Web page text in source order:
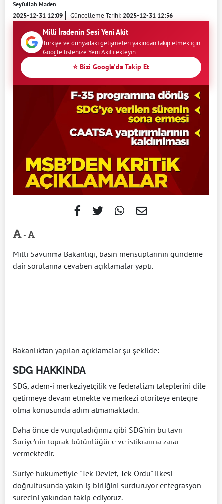
Seyfullah Maden
2025-12-31 12:09 Güncelleme Tarihi:2025-12-31 12:56
Milli İradenin Sesi Yeni Akit
Türkiye ve dünyadaki gelişmeleri yakından takip etmek için
Google listenize Yeni Akit'i ekleyin.
⭐ Bizi Google'da Takip Et
-
Milli Savunma Bakanlığı, basın mensuplarının gündeme
dair sorularına cevaben açıklamalar yaptı.
Bakanlıktan yapılan açıklamalar şu şekilde:
SDG HAKKINDA
SDG, adem-i merkeziyetçilik ve federalizm taleplerini dile
getirmeye devam etmekte ve merkezî otoriteye entegre
olma konusunda adım atmamaktadır.
Daha önce de vurguladığımız gibi SDG’nin bu tavrı
Suriye’nin toprak bütünlüğüne ve istikrarına zarar
vermektedir.
Suriye hükümetiyle "Tek Devlet, Tek Ordu" ilkesi
doğrultusunda yakın iş birliğini sürdürüyor entegrasyon
sürecini yakından takip ediyoruz.